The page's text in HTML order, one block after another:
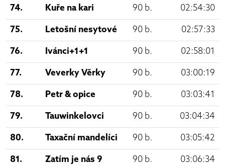
74. Kuře na kari 90 b. 02:54:30
75. Letošní nesytové 90 b. 02:57:33
76. Ivánci+1+1 90 b. 02:58:01
77. Veverky Věrky 90 b. 03:00:19
78. Petr & opice 90 b. 03:03:41
79. Tauwinkelovci 90 b. 03:04:34
80. Taxační mandelíci 90 b. 03:05:42
81. Zatím je nás 9 90 b. 03:06:34